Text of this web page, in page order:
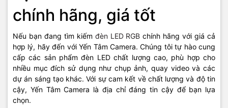
chính hãng, giá tốt
Nếu bạn đang tìm kiếm đèn LED RGB chính hãng với giá cả
hợp lý, hãy đến với Yến Tâm Camera. Chúng tôi tự hào cung
cấp các sản phẩm đèn LED chất lượng cao, phù hợp cho
nhiều mục đích sử dụng như chụp ảnh, quay video và các
dự án sáng tạo khác. Với sự cam kết về chất lượng và độ tin
cậy, Yến Tâm Camera là địa chỉ đáng tin cậy để bạn lựa
chọn.